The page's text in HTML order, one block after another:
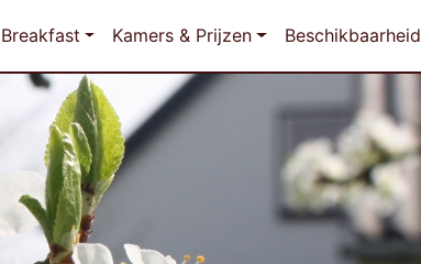
Kamers & Prijzen Beschikbaarheid